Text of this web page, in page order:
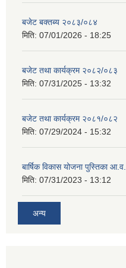
बजेट बक्तब्य २०८३/०८४
मिति: 07/01/2026 - 18:25
बजेट तथा कार्यक्रम २०८२/०८३
मिति: 07/31/2025 - 13:32
बजेट तथा कार्यक्रम २०८१/०८२
मिति: 07/29/2024 - 15:32
बार्षिक विकास योजना पुस्तिका
मिति: 07/31/2023 - 13:12
अन्य